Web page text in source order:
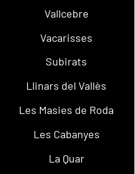
Vallcebre
Vacarisses
Subirats
Llinars del Vallès
Les Masies de Roda
Les Cabanyes
La Quar